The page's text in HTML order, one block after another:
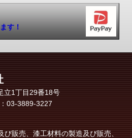
す！
立1丁目29番18号
03-3889-3227
販売、漆工材料の製造及び販売、